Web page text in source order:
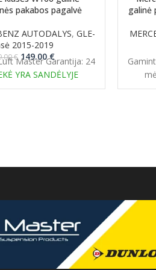
pakabos pagalvė
AUTODALYS, GLE-
2015-2019
€ Original
price
was:
179.00 €.
149.00€Current
price
is:
149.00 €.
Master Garantija: 24
YRA SANDĖLYJE
galinė